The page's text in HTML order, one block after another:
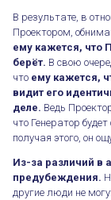
В результате, в
Проектором,
ему кажется, что
берёт. В свою
что ему кажется,
видит его
деле. Ведь
что Генератор
получая этого, он
Из-за различий в
предубеждения.
другие люди не